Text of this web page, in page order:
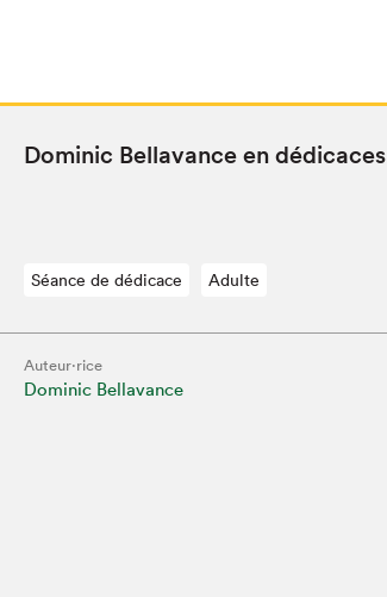
Dominic Bella­vance en dédicaces
Séance de dédicace Adulte
Auteur·rice
Dominic Bellavance